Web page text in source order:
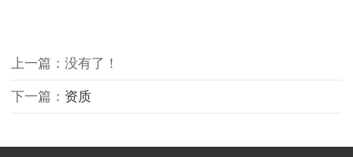
上一篇：没有了！
下一篇： 资质